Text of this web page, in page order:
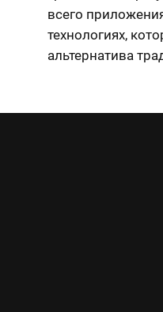
всего
технологиях,
альтернатива